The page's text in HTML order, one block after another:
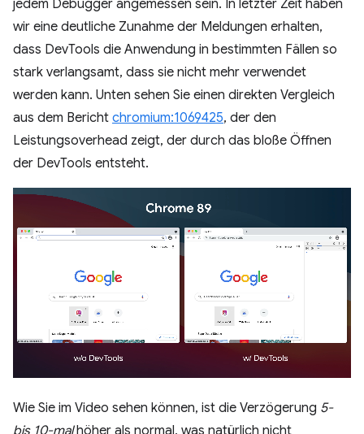
jedem Debugger angemessen sein. In letzter Zeit haben
wir eine deutliche Zunahme der Meldungen erhalten,
dass DevTools die Anwendung in bestimmten Fällen so
stark verlangsamt, dass sie nicht mehr verwendet
werden kann. Unten sehen Sie einen direkten Vergleich
aus dem Bericht chromium:1069425, der den
Leistungsoverhead zeigt, der durch das bloße Öffnen
der DevTools entsteht.
Wie Sie im Video sehen können, ist die Verzögerung 5-
bis 10-malhöher als normal, was natürlich nicht